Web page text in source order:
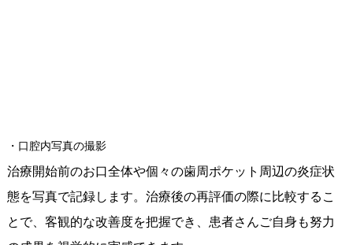
・口腔内写真の撮影
治療開始前のお口全体や個々の歯周ポケット周辺の炎症状
態を写真で記録します。治療後の再評価の際に比較するこ
とで、客観的な改善度を把握でき、患者さんご自身も努力